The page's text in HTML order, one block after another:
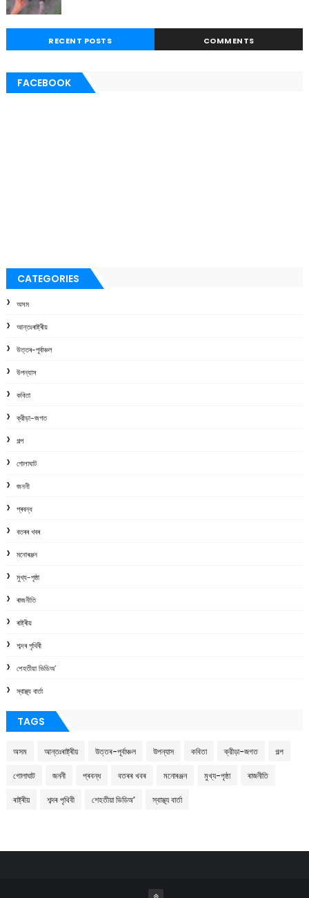
RECENT POSTS COMMENTS
FACEBOOK
CATEGORIES
অসম
আন্তঃৰাষ্ট্ৰীয়
উত্তৰ-পূৰ্বাঞ্চল
উপন্যাস
কবিতা
ক্রীড়া-জগত
গল্প
গোলাঘাট
জননী
প্ৰবন্ধ
বতৰৰ খবৰ
মনোৰঞ্জন
মুখ্য-পৃষ্ঠা
ৰাজনীতি
ৰাষ্ট্ৰীয়
শব্দৰ পৃথিবী
শেহতীয়া ভিডিঅ’
স্বাস্থ্য বাৰ্তা
TAGS
অসম আন্তঃৰাষ্ট্ৰীয় উত্তৰ-পূৰ্বাঞ্চল উপন্যাস কবিতা ক্রীড়া-জগত গল্প
গোলাঘাট জননী প্ৰবন্ধ বতৰৰ খবৰ মনোৰঞ্জন মুখ্য-পৃষ্ঠা ৰাজনীতি
ৰাষ্ট্ৰীয় শব্দৰ পৃথিবী শেহতীয়া ভিডিঅ’ স্বাস্থ্য বাৰ্তা